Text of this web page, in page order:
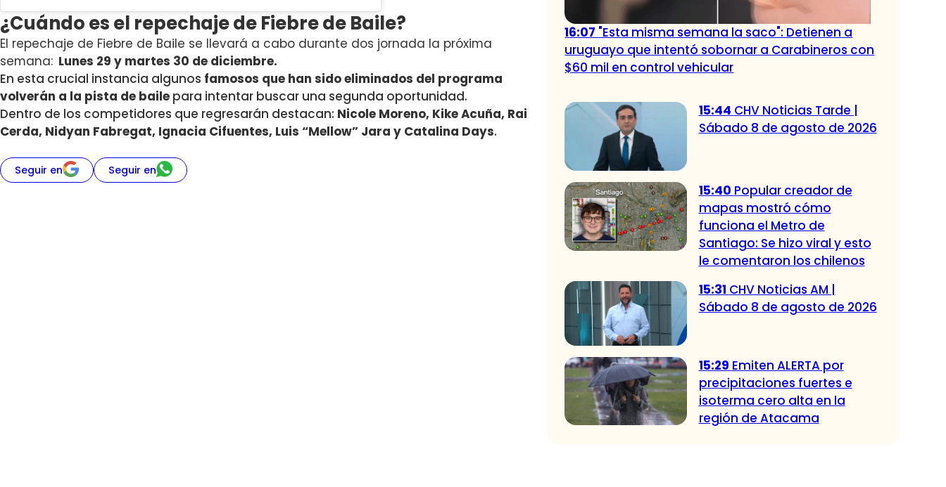
¿Cuándo es el repechaje de Fiebre de Baile?
El repechaje de Fiebre de Baile se llevará a cabo durante dos jornada la próxima
semana: Lunes 29 y martes 30 de diciembre.
En esta crucial instancia algunos famosos que han sido eliminados del programa
volverán a la pista de baile para intentar buscar una segunda oportunidad.
Dentro de los competidores que regresarán destacan: Nicole Moreno, Kike Acuña, Rai
Cerda, Nidyan Fabregat, Ignacia Cifuentes, Luis “Mellow” Jara y Catalina Days.
Seguir en Seguir en
16:07 "Esta misma semana la saco": Detienen a
uruguayo que intentó sobornar a Carabineros con
$60 mil en control vehicular
15:44 CHV Noticias Tarde |
Sábado 8 de agosto de 2026
15:40 Popular creador de
mapas mostró cómo
funciona el Metro de
Santiago: Se hizo viral y esto
le comentaron los chilenos
15:31 CHV Noticias AM |
Sábado 8 de agosto de 2026
15:29 Emiten ALERTA por
precipitaciones fuertes e
isoterma cero alta en la
región de Atacama